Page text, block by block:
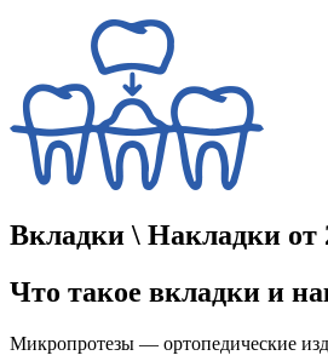
Вкладки \ Накладки от
Что такое вкладки и
Микропротезы — ортопедические